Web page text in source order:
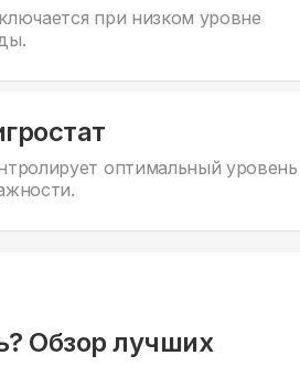
при низком уровне
оптимальный уровень
Обзор лучших